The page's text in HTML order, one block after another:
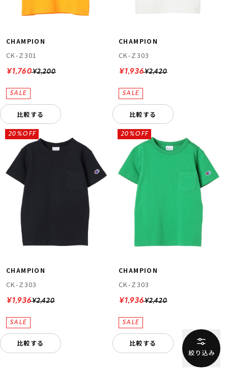
CHAMPION
CK-Z301
¥2,200
¥1,760
比較する
CHAMPION
CK-Z303
¥2,420
¥1,936
比較する
CHAMPION
CK-Z303
¥2,420
20%OFF
¥1,936
比較する
CHAMPION
CK-Z303
¥2,420
20%OFF
¥1,936
比較する